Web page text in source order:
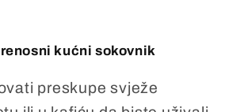
kućni sokovnik
preskupe svježe